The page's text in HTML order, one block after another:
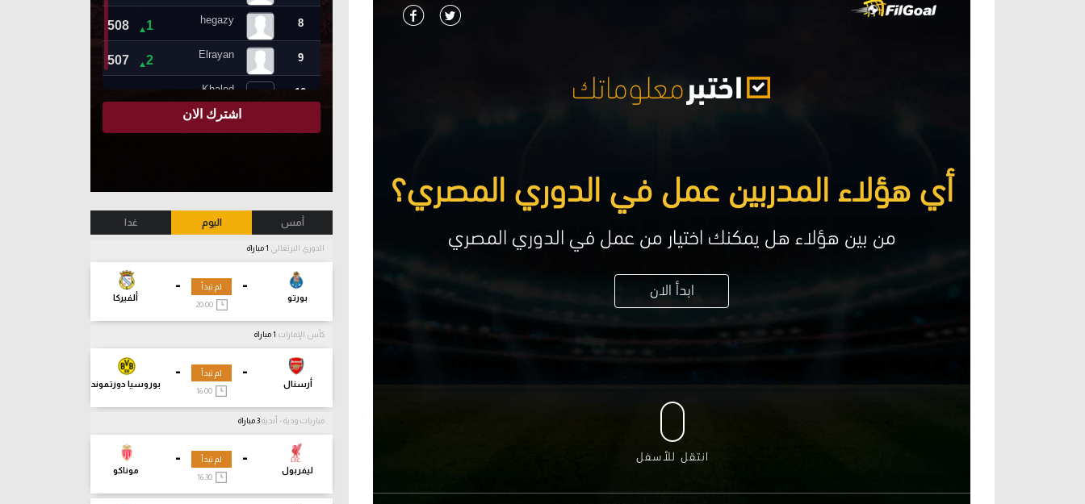
أمس اليوم غدا
الدوري البرتغالي
-
بورتو
-
ألفيركا
لم تبدأ
20:00
كأس الإمارات
-
أرسنال
-
بوروسيا دورتموند
لم تبدأ
مباريات ودية - أندية
-
ليفربول
-
موناكو
لم تبدأ
16:30